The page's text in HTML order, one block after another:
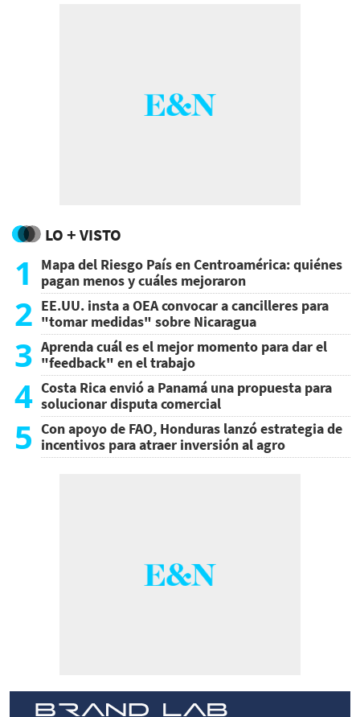
LO + VISTO
1
Mapa del Riesgo País en Centroamérica: quiénes
pagan menos y cuáles mejoraron
2 EE.UU. insta a OEA convocar a cancilleres para
"tomar medidas" sobre Nicaragua
3 Aprenda cuál es el mejor momento para dar el
"feedback" en el trabajo
4 Costa Rica envió a Panamá una propuesta para
solucionar disputa comercial
5 Con apoyo de FAO, Honduras lanzó estrategia de
incentivos para atraer inversión al agro